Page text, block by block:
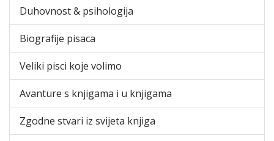
Duhovnost & psihologija
Biografije pisaca
Veliki pisci koje volimo
Avanture s knjigama i u knjigama
Zgodne stvari iz svijeta knjiga